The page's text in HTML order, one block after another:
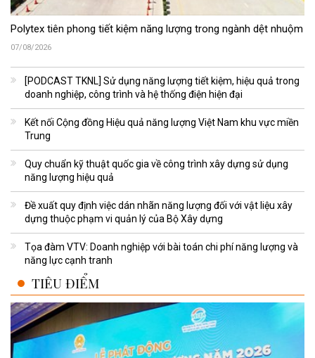
Polytex tiên phong tiết kiệm năng lượng trong ngành dệt nhuộm
07/08/2026
[PODCAST TKNL] Sử dụng năng lượng tiết kiệm, hiệu quả trong
doanh nghiệp, công trình và hệ thống điện hiện đại
Kết nối Cộng đồng Hiệu quả năng lượng Việt Nam khu vực miền
Trung
Quy chuẩn kỹ thuật quốc gia về công trình xây dựng sử dụng
năng lượng hiệu quả
Đề xuất quy định việc dán nhãn năng lượng đối với vật liệu xây
dựng thuộc phạm vi quản lý của Bộ Xây dựng
Tọa đàm VTV: Doanh nghiệp với bài toán chi phí năng lượng và
năng lực cạnh tranh
TIÊU ĐIỂM